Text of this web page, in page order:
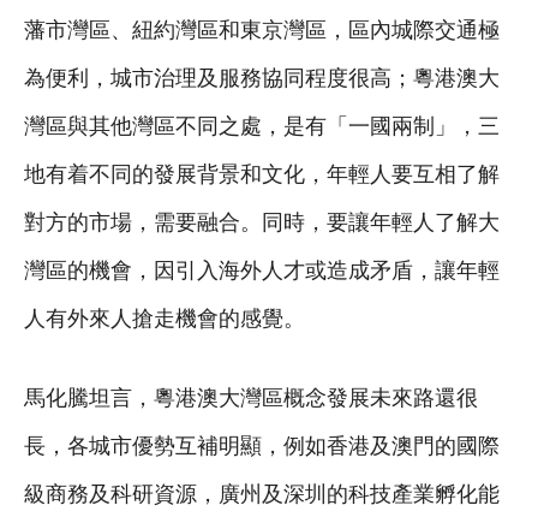
藩市灣區、紐約灣區和東京灣區，區內城際交通極
為便利，城市治理及服務協同程度很高；粵港澳大
灣區與其他灣區不同之處，是有「一國兩制」，三
地有着不同的發展背景和文化，年輕人要互相了解
對方的市場，需要融合。同時，要讓年輕人了解大
灣區的機會，因引入海外人才或造成矛盾，讓年輕
人有外來人搶走機會的感覺。
馬化騰坦言，粵港澳大灣區概念發展未來路還很
長，各城市優勢互補明顯，例如香港及澳門的國際
級商務及科研資源，廣州及深圳的科技產業孵化能